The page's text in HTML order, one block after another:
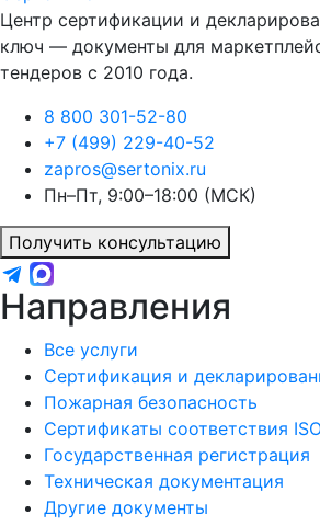
Центр сертификации и
ключ — документы для
тендеров с 2010 года.
8 800 301-52-80
+7 (499) 229-40-52
zapros@sertonix.ru
Пн–Пт, 9:00–18:00 (МСК)
Получить консультацию
Направления
Все услуги
Сертификация и
Пожарная безопасность
Сертификаты соответствия
Государственная регистрация
Техническая документация
Другие документы